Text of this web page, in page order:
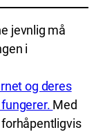
jevnlig må
i
og deres
Med